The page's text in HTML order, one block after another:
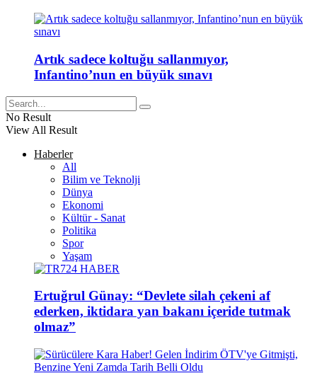
Artık sadece koltuğu sallanmıyor,
Infantino’nun en büyük sınavı
No Result
View All Result
Haberler
All
Bilim ve Teknolji
Dünya
Ekonomi
Kültür - Sanat
Politika
Spor
Yaşam
Ertuğrul Günay: “Devlete silah çekeni af
ederken, iktidara yan bakanı içeride tutmak
olmaz”